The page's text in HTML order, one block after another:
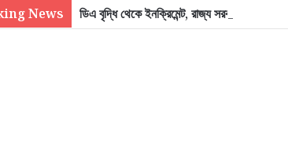
News ডিএ বৃদ্ধি থেকে ইনক্রিমেন্ট, রাজ্য সরকারি কর্মীদের